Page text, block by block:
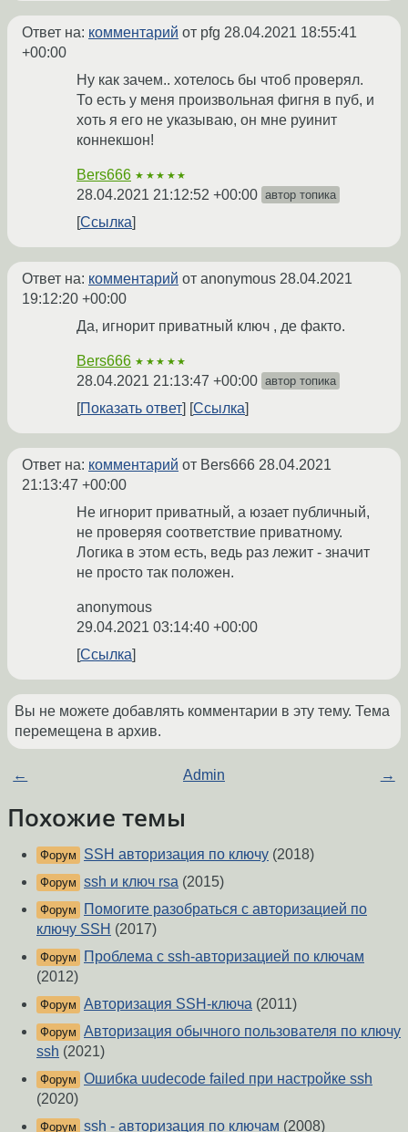
Ответ на: комментарий от pfg 28.04.2021 18:55:41
+00:00
Ну как зачем.. хотелось бы чтоб проверял.
То есть у меня произвольная фигня в пуб, и
хоть я его не указываю, он мне руинит
коннекшон!
Bers666 ★★★★★
28.04.2021 21:12:52 +00:00 автор топика
Ссылка
Ответ на: комментарий от anonymous 28.04.2021
19:12:20 +00:00
Да, игнорит приватный ключ , де факто.
Bers666 ★★★★★
28.04.2021 21:13:47 +00:00 автор топика
Показать ответ Ссылка
Ответ на: комментарий от Bers666 28.04.2021
21:13:47 +00:00
Не игнорит приватный, а юзает публичный,
не проверяя соответствие приватному.
Логика в этом есть, ведь раз лежит - значит
не просто так положен.
anonymous
29.04.2021 03:14:40 +00:00
Ссылка
Вы не можете добавлять комментарии в эту тему. Тема
перемещена в архив.
← Admin →
Похожие темы
Форум SSH авторизация по ключу (2018)
Форум ssh и ключ rsa (2015)
Форум
Помогите разобраться с авторизацией по
ключу SSH (2017)
Форум
Проблема с ssh-авторизацией по ключам
(2012)
Форум Авторизация SSH-ключа (2011)
Форум Авторизация обычного пользователя по ключу
ssh (2021)
Форум Ошибка uudecode failed при настройке ssh
(2020)
Форум ssh - авторизация по ключам (2008)